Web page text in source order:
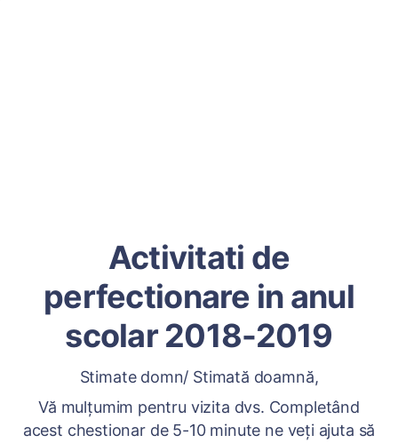
Activitati de
perfectionare in anul
scolar 2018-2019
Stimate domn/ Stimată doamnă,
Vă mulțumim pentru vizita dvs. Completând
acest chestionar de 5-10 minute ne veți ajuta să